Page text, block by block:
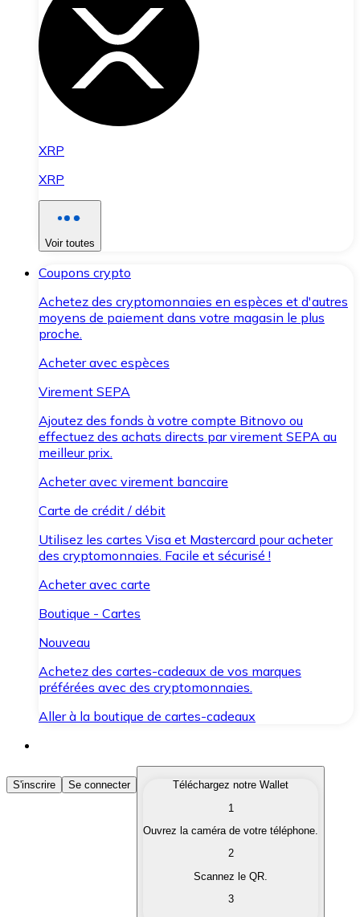
XRP
XRP
Voir toutes
Coupons crypto
Achetez des cryptomonnaies en espèces et d'autres
moyens de paiement dans votre magasin le plus
proche.
Acheter avec espèces
Virement SEPA
Ajoutez des fonds à votre compte Bitnovo ou
effectuez des achats directs par virement SEPA au
meilleur prix.
Acheter avec virement bancaire
Carte de crédit / débit
Utilisez les cartes Visa et Mastercard pour acheter
des cryptomonnaies. Facile et sécurisé !
Acheter avec carte
Boutique - Cartes
Nouveau
Achetez des cartes-cadeaux de vos marques
préférées avec des cryptomonnaies.
Aller à la boutique de cartes-cadeaux
Acheter des Cryptomonnaies
Achetez les cryptomonnaies qui vous intéressent
Convertissez vos cryptomonnaies en monnaie
S'inscrire Se connecter
Téléchargez notre Wallet
1
Ouvrez la caméra de votre téléphone.
2
Scannez le QR.
3